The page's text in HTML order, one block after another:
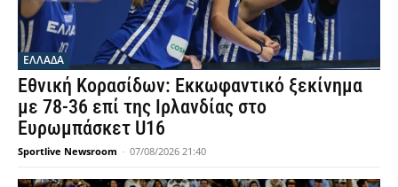
ΕΛΛΑΔΑ
Εθνική Κορασίδων: Εκκωφαντικό ξεκίνημα
με 78-36 επί της Ιρλανδίας στο
Ευρωμπάσκετ U16
Sportlive Newsroom - 07/08/2026 21:40